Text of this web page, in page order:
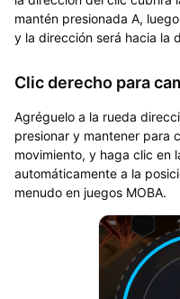
mantén presionada A,
y la dirección será hacia la
Clic derecho para
Agréguelo a la rueda
presionar y mantener para
movimiento, y haga clic en
automáticamente a la
menudo en juegos MOBA.